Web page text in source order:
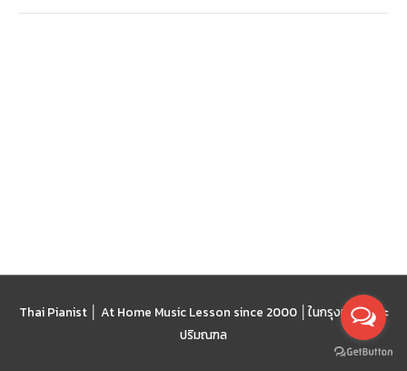
Thai Pianist │ At Home Music Lesson since 2000 │ ในกรุงเทพฯ และ
ปริมณฑล